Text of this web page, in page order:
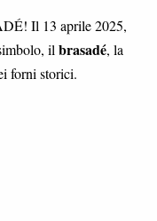
Il 13 aprile 2025,
il brasadé, la
forni storici.